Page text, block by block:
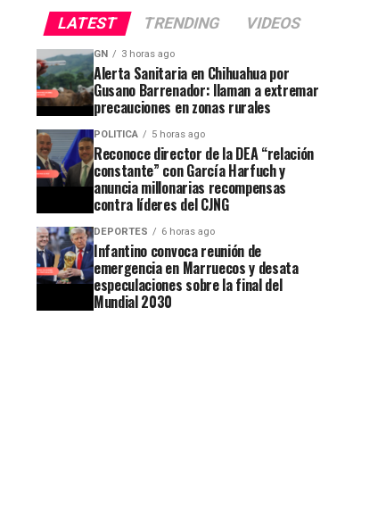
LATEST TRENDING VIDEOS
GN 3 horas ago
Alerta Sanitaria en Chihuahua por
Gusano Barrenador: llaman a extremar
precauciones en zonas rurales
POLITICA 5 horas ago
Reconoce director de la DEA “relación
constante” con García Harfuch y
anuncia millonarias recompensas
contra líderes del CJNG
DEPORTES 6 horas ago
Infantino convoca reunión de
emergencia en Marruecos y desata
especulaciones sobre la final del
Mundial 2030